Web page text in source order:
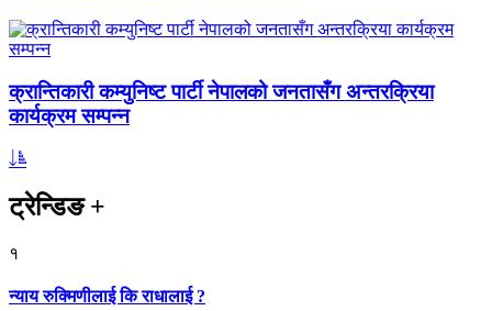
क्रान्तिकारी कम्युनिष्ट पार्टी नेपालको जनतासँग अन्तरक्रिया
कार्यक्रम सम्पन्न
ट्रेन्डिङ+
१
न्याय रुक्मिणीलाई कि राधालाई ?